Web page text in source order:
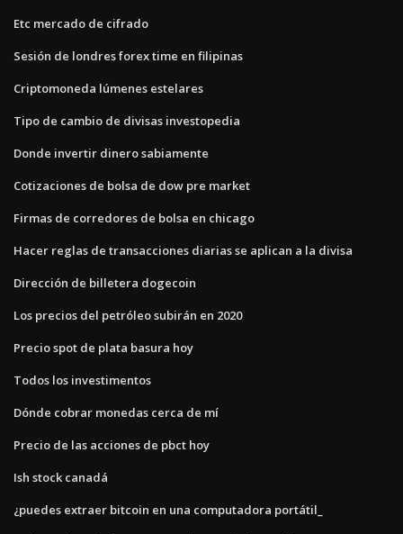
Etc mercado de cifrado
Sesión de londres forex time en filipinas
Criptomoneda lúmenes estelares
Tipo de cambio de divisas investopedia
Donde invertir dinero sabiamente
Cotizaciones de bolsa de dow pre market
Firmas de corredores de bolsa en chicago
Hacer reglas de transacciones diarias se aplican a la divisa
Dirección de billetera dogecoin
Los precios del petróleo subirán en 2020
Precio spot de plata basura hoy
Todos los investimentos
Dónde cobrar monedas cerca de mí
Precio de las acciones de pbct hoy
Ish stock canadá
¿puedes extraer bitcoin en una computadora portátil_